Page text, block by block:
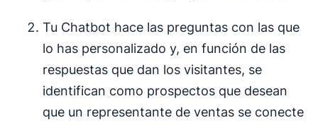
Tu Chatbot hace las preguntas con las que
lo has personalizado y, en función de las
respuestas que dan los visitantes, se
identifican como prospectos que desean
que un representante de ventas se conecte